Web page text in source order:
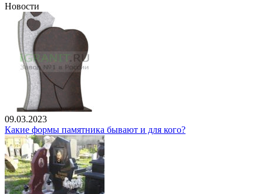
Новости
09.03.2023
Какие формы памятника бывают и для кого?